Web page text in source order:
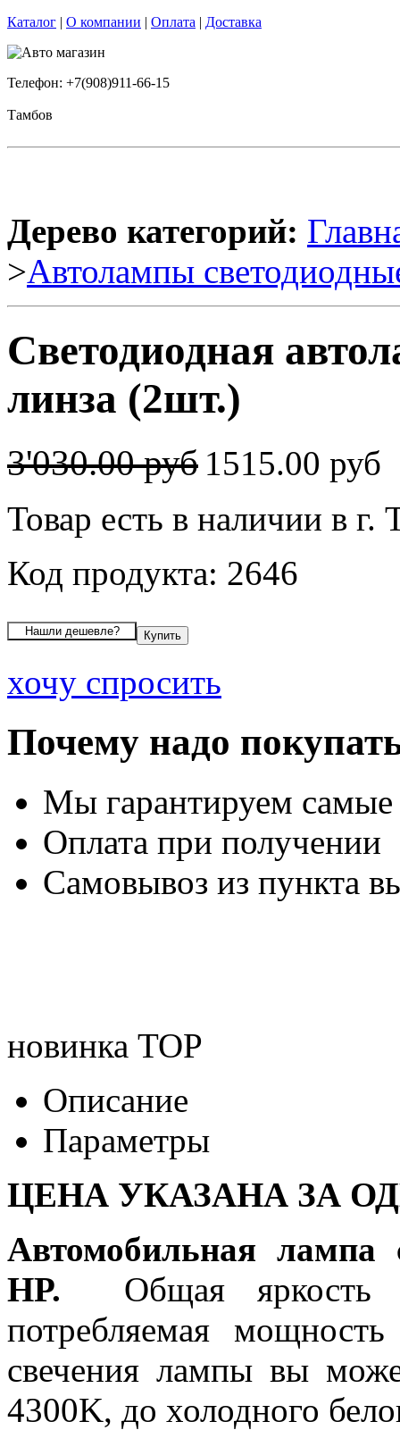
Каталог | О компании | Оплата | Доставка
Телефон: +7(908)911-66-15
Тамбов
Дерево категорий:
>Автолампы
Светодиодная
линза (2шт.)
3'030.00 руб 1515.00 руб
Товар есть в наличии в г.
Код продукта: 2646
хочу спросить
Почему надо
Мы гарантируем
Оплата при получении
Самовывоз из пункта
новинка TOP
Описание
Параметры
ЦЕНА УКАЗАНА ЗА
Автомобильная
HP.
Общая яркость
потребляемая
свечения лампы вы
4300K, до холодного